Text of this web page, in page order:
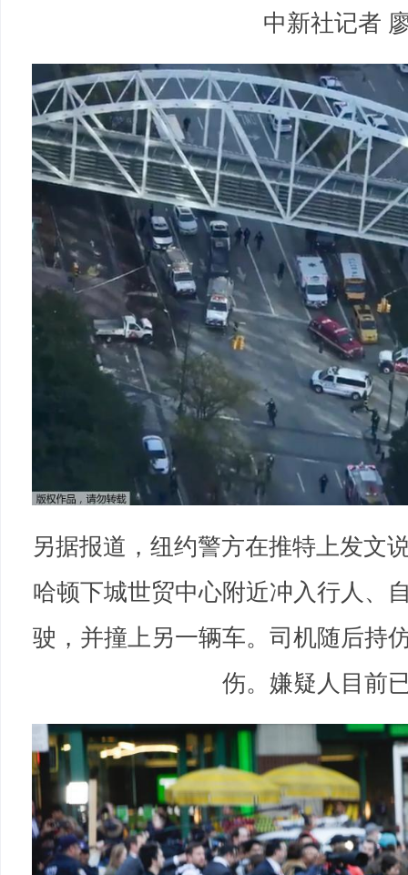
中新社记者
另据报道，纽约警方在推特上发文
哈顿下城世贸中心附近冲入行人、
驶，并撞上另一辆车。司机随后持
伤。嫌疑人目前